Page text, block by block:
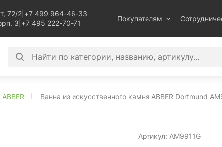
72/2 +7 499 964-46-33
3 +7 495 222-70-71
Покупателям
ABBER Ванна из искусственного камня ABBER Dortmund
Артикул: AM9911G